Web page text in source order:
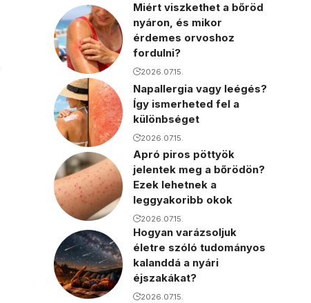
Miért viszkethet a bőröd
nyáron, és mikor
érdemes orvoshoz
fordulni?
2026.07.15.
Napallergia vagy leégés?
Így ismerheted fel a
különbséget
2026.07.15.
Apró piros pöttyök
jelentek meg a bőrödön?
Ezek lehetnek a
leggyakoribb okok
2026.07.15.
Hogyan varázsoljuk
életre szóló tudományos
kalanddá a nyári
éjszakákat?
2026.07.15.